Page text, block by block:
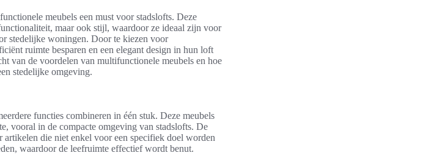
meubels een must voor stadslofts. Deze
maar ook stijl, waardoor ze ideaal zijn voor
stedelijke woningen. Door te kiezen voor
ruimte besparen en een elegant design in hun loft
van de voordelen van multifunctionele meubels en hoe
stedelijke omgeving.
functies combineren in één stuk. Deze meubels
vooral in de compacte omgeving van stadslofts. De
artikelen die niet enkel voor een specifiek doel worden
waardoor de leefruimte effectief wordt benut.